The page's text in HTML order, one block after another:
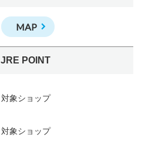
MAP
JRE POINT
対象ショップ
対象ショップ